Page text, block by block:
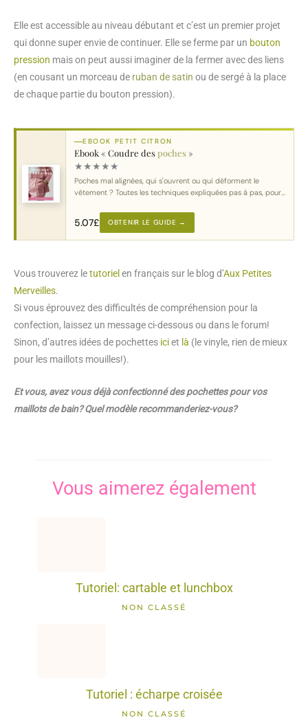
Elle est accessible au niveau débutant et c’est un premier projet
qui donne super envie de continuer. Elle se ferme par un bouton
pression mais on peut aussi imaginer de la fermer avec des liens
(en cousant un morceau de ruban de satin ou de sergé à la place
de chaque partie du bouton pression).
EBOOK PETIT CITRON
Ebook « Coudre despoches»
★★★★★
Poches mal alignées, qui s'ouvrent ou qui déforment le
vêtement ? Toutes les techniques expliquées pas à pas, pour
5.07£ OBTENIR LE GUIDE →
Vous trouverez letutoriel en français sur le blog d’Aux Petites
Merveilles.
Si vous éprouvez des difficultés de compréhension pour la
confection, laissez un message ci-dessous ou dans le forum!
Sinon, d’autres idées de pochettes iciet là (le vinyle, rien de mieux
pour les maillots mouilles!).
Et vous, avez vous déjà confectionné des pochettes pour vos
maillots de bain? Quel modèle recommanderiez-vous?
Vous aimerez également
Tutoriel: cartable et lunchbox
NON CLASSÉ
Tutoriel : écharpe croisée
NON CLASSÉ